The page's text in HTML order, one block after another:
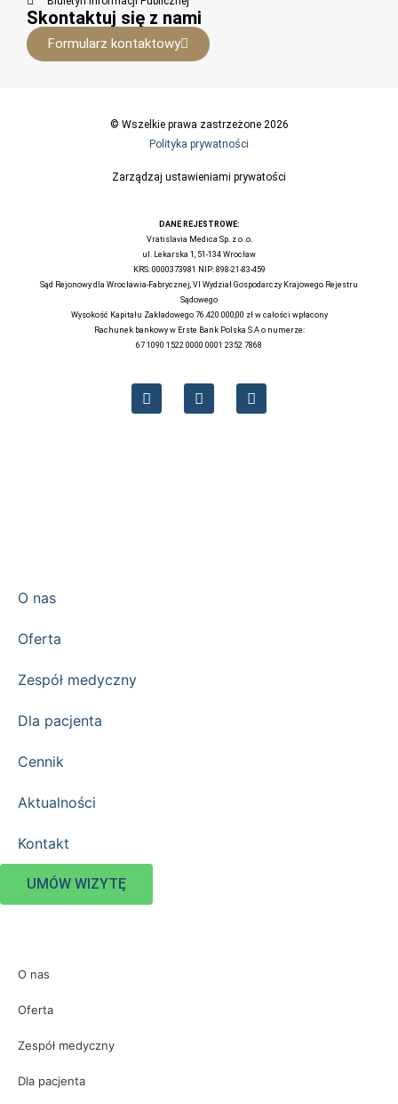
Skontaktuj się z nami
Formularz kontaktowy
© Wszelkie prawa zastrzeżone 2026
Polityka prywatności
Zarządzaj ustawieniami prywatości
DANE REJESTROWE:
Vratislavia Medica Sp. z o .o.
ul. Lekarska 1, 51-134 Wrocław
KRS: 0000373981 NIP: 898-21-83-459
Sąd Rejonowy dla Wrocławia-Fabrycznej, VI Wydział Gospodarczy Krajowego Rejestru
Sądowego
Wysokość Kapitału Zakładowego 76.420.000,00 zł w całości wpłacony
Rachunek bankowy w Erste Bank Polska S.A o numerze:
67 1090 1522 0000 0001 2352 7868
O nas
Oferta
Zespół medyczny
Dla pacjenta
Cennik
Aktualności
Kontakt
UMÓW WIZYTĘ
O nas
Oferta
Zespół medyczny
Dla pacjenta